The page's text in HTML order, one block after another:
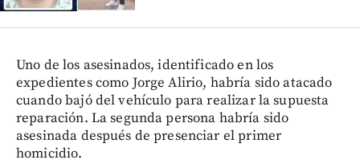
Uno de los asesinados, identificado en los
expedientes como Jorge Alirio, habría sido atacado
cuando bajó del vehículo para realizar la supuesta
reparación. La segunda persona habría sido
asesinada después de presenciar el primer
homicidio.